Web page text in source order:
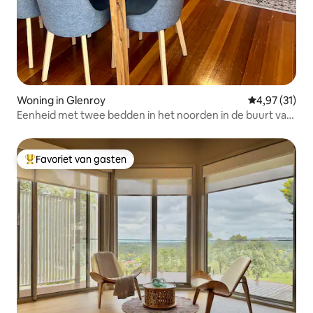
Woning in Glenroy Gemiddelde
4,97 (31)
Eenheid met twee bedden in het noorden in de buurt van
Topfavoriet van gasten
Favoriet van gasten